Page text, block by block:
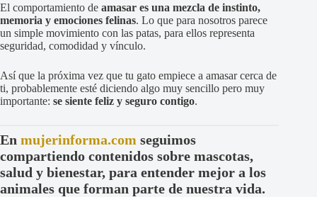
El comportamiento de amasar es una mezcla de instinto,
memoria y emociones felinas. Lo que para nosotros parece
un simple movimiento con las patas, para ellos representa
seguridad, comodidad y vínculo.
Así que la próxima vez que tu gato empiece a amasar cerca de
ti, probablemente esté diciendo algo muy sencillo pero muy
importante: se siente feliz y seguro contigo.
En mujerinforma.com seguimos
compartiendo contenidos sobre mascotas,
salud y bienestar, para entender mejor a los
animales que forman parte de nuestra vida.